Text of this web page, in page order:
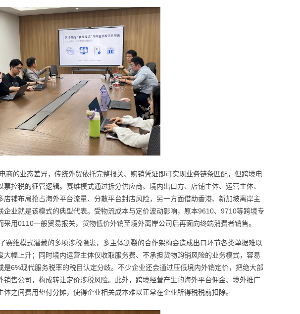
商的业态差异，传统外贸依托完整报关、购销凭证即可实现业务链条匹配，但跨境电
控税的征管逻辑。赛维模式通过拆分供应商、境内出口方、店铺主体、运营主体、
铺布局抢占海外平台流量、分散平台封店风险，另一方面借助香港、新加坡离岸主
业就是该模式的典型代表。受物流成本与定价波动影响，原本9610、9710等跨境专
用0110一般贸易报关，货物低价外销至境外离岸公司后再面向终端消费者销售。
赛维模式潜藏的多项涉税隐患，多主体割裂的合作架构会造成出口环节各类单据难以
幅上升；同时境内运营主体仅收取服务费、不承担货物购销风险的业务模式，容易
是6%现代服务税率的税目认定分歧。不少企业还会通过压低境内外销定价，把绝大部
售公司，构成转让定价涉税风险。此外，跨境经营产生的海外平台佣金、境外推广
之间费用垫付分摊，使得企业相关成本难以正常在企业所得税税前扣除。